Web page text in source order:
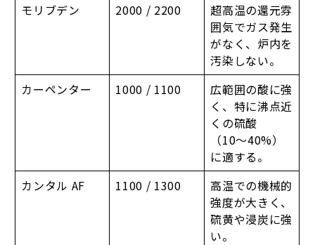
モリブデン
2000 / 2200
超高温の還元雰
囲気でガス発生
がなく、炉内を
汚染しない。
カーペンター
1000 / 1100
広範囲の酸に強
く、特に沸点近
くの硫酸
（10〜40%）
に適する。
カンタル AF
1100 / 1300
高温での機械的
強度が大きく、
硫黄や浸炭に強
い。